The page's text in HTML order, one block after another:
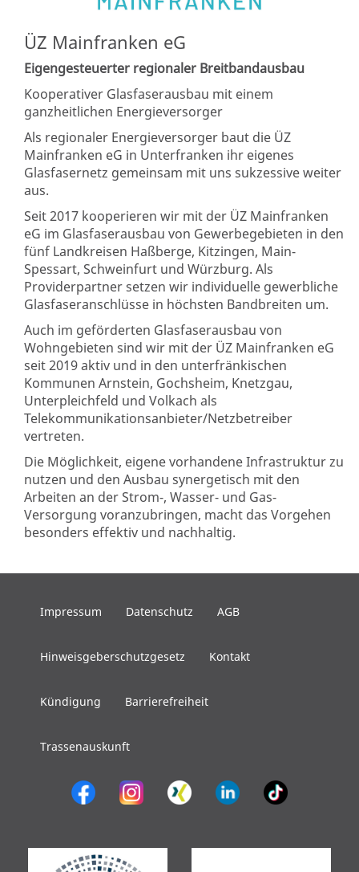
ÜZ Mainfranken eG
Eigengesteuerter regionaler Breitbandausbau
Kooperativer Glasfaserausbau mit einem
ganzheitlichen Energieversorger
Als regionaler Energieversorger baut die ÜZ
Mainfranken eG in Unterfranken ihr eigenes
Glasfasernetz gemeinsam mit uns sukzessive weiter
aus.
Seit 2017 kooperieren wir mit der ÜZ Mainfranken
eG im Glasfaserausbau von Gewerbegebieten in den
fünf Landkreisen Haßberge, Kitzingen, Main-
Spessart, Schweinfurt und Würzburg. Als
Providerpartner setzen wir individuelle gewerbliche
Glasfaseranschlüsse in höchsten Bandbreiten um.
Auch im geförderten Glasfaserausbau von
Wohngebieten sind wir mit der ÜZ Mainfranken eG
seit 2019 aktiv und in den unterfränkischen
Kommunen Arnstein, Gochsheim, Knetzgau,
Unterpleichfeld und Volkach als
Telekommunikationsanbieter/Netzbetreiber
vertreten.
Die Möglichkeit, eigene vorhandene Infrastruktur zu
nutzen und den Ausbau synergetisch mit den
Arbeiten an der Strom-, Wasser- und Gas-
Versorgung voranzubringen, macht das Vorgehen
besonders effektiv und nachhaltig.
Impressum Datenschutz AGB
Hinweisgeberschutzgesetz Kontakt
Kündigung Barrierefreiheit
Trassenauskunft